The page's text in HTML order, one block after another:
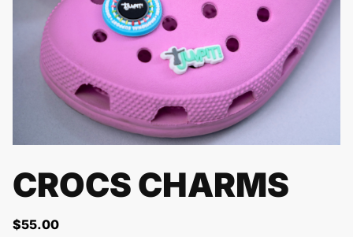
CROCS CHARMS
$55.00